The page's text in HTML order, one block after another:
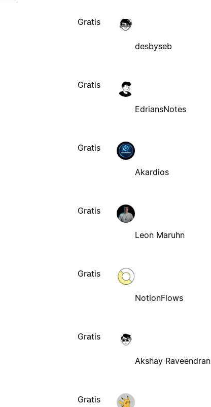
Gratis
desbyseb
Gratis
EdriansNotes
Gratis
Akardios
Gratis
Leon Maruhn
Gratis
NotionFlows
Gratis
Akshay Raveendran
Gratis